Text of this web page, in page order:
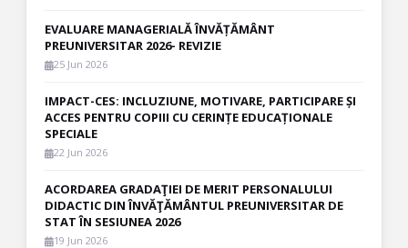
EVALUARE MANAGERIALĂ ÎNVĂȚĂMÂNT
PREUNIVERSITAR 2026- REVIZIE
25 Jun 2026
IMPACT-CES: INCLUZIUNE, MOTIVARE, PARTICIPARE ȘI
ACCES PENTRU COPIII CU CERINȚE EDUCAȚIONALE
SPECIALE
22 Jun 2026
ACORDAREA GRADAŢIEI DE MERIT PERSONALULUI
DIDACTIC DIN ÎNVĂŢĂMÂNTUL PREUNIVERSITAR DE
STAT ÎN SESIUNEA 2026
19 Jun 2026